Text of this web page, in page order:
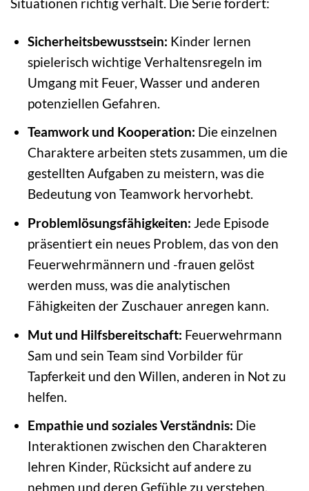
Sicherheitsbewusstsein: Kinder lernen
spielerisch wichtige Verhaltensregeln im
Umgang mit Feuer, Wasser und anderen
potenziellen Gefahren.
Teamwork und Kooperation: Die einzelnen
Charaktere arbeiten stets zusammen, um die
gestellten Aufgaben zu meistern, was die
Bedeutung von Teamwork hervorhebt.
Problemlösungsfähigkeiten: Jede Episode
präsentiert ein neues Problem, das von den
Feuerwehrmännern und -frauen gelöst
werden muss, was die analytischen
Fähigkeiten der Zuschauer anregen kann.
Mut und Hilfsbereitschaft: Feuerwehrmann
Sam und sein Team sind Vorbilder für
Tapferkeit und den Willen, anderen in Not zu
helfen.
Empathie und soziales Verständnis: Die
Interaktionen zwischen den Charakteren
lehren Kinder, Rücksicht auf andere zu
nehmen und deren Gefühle zu verstehen.